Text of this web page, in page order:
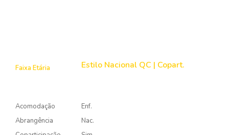
Faixa Etária Estilo Nacional QC | Copart.
Acomodação
Enf.
Abrangência
Nac.